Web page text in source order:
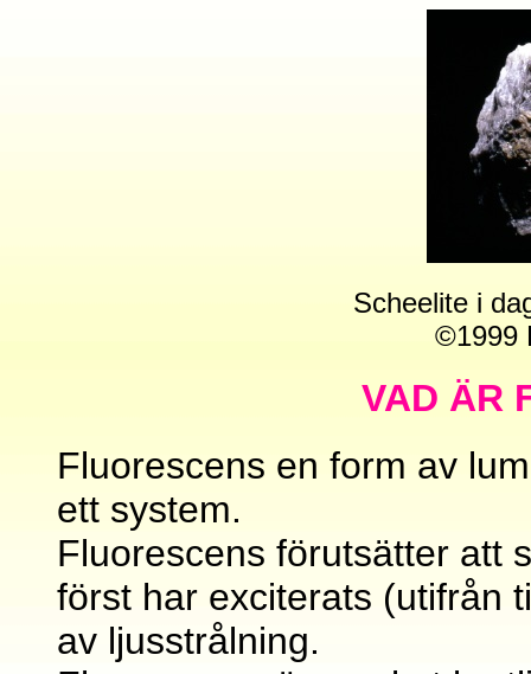
Scheelite i
©1999
VAD ÄR
Fluorescens en form av
ett system.
Fluorescens förutsätter att
först har exciterats (utifrån
av ljusstrålning.